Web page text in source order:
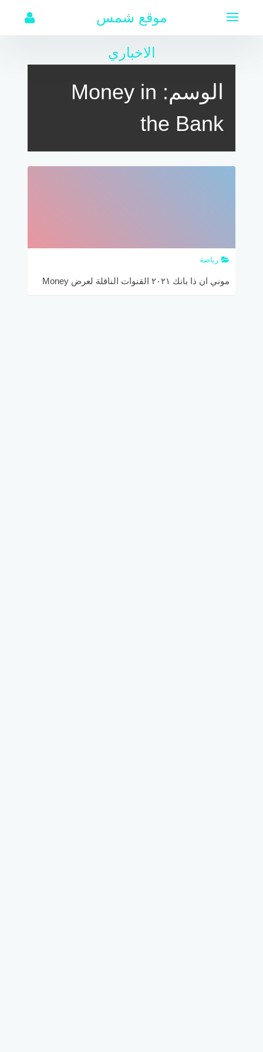
موقع شمس
الاخباري
الوسم: Money in
the Bank
رياضة
موني ان ذا بانك ٢٠٢١ القنوات الناقلة لعرض Money